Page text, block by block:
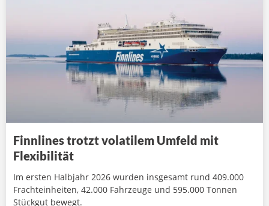
Finnlines trotzt volatilem Umfeld mit
Flexibilität
Im ersten Halbjahr 2026 wurden insgesamt rund 409.000
Frachteinheiten, 42.000 Fahrzeuge und 595.000 Tonnen
Stückgut bewegt.